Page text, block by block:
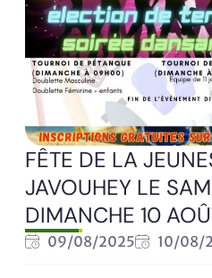
FÊTE DE LA
JAVOUHEY LE
DIMANCHE 10
09/08/2025 10/08/